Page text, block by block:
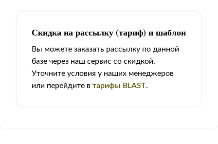
Скидка на рассылку (тариф) и шаблон
Вы можете заказать рассылку по данной
базе через наш сервис со скидкой.
Уточните условия у наших менеджеров
или перейдите в тарифы BLAST.